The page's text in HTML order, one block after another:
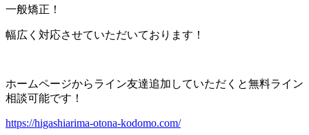
一般矯正！
幅広く対応させていただいております！
ホームページからライン友達追加していただくと無料ライン
相談可能です！
https://higashiarima-otona-kodomo.com/